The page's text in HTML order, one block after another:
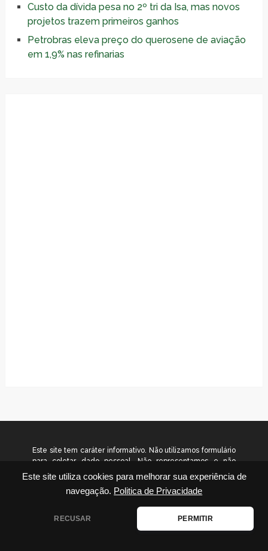
Este site utiliza cookies para melhorar sua experiência de
navegação. Politica de Privacidade
RECUSAR PERMITIR
Custo da dívida pesa no 2º tri da Isa, mas novos
projetos trazem primeiros ganhos
Petrobras eleva preço do querosene de aviação
em 1,9% nas refinarias
Este site tem caráter informativo. Não utilizamos formulário
para coletar dado pessoal. Não representamos e não
temos relação com nenhuma empresa ou programa citado
no conteúdo deste site. © 2026
www.gradualinvestimentos.com.br – Todos os direitos